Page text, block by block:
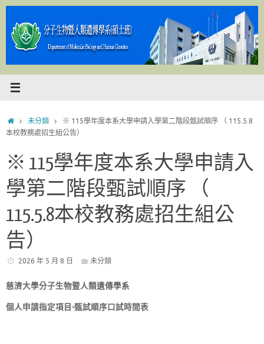
Skip
content
Home未分類
※ 115學年度本系大學申請入學第二階段甄試順序 （ 115.5.8
本校教務處招生組公告）
※ 115學年度本系大學申請入
學第二階段甄試順序 （
115.5.8本校教務處招生組公
告）
2026 年 5 月 8 日 未分類
慈濟大學分子生物暨人類遺傳學系
個人申請指定項目-甄試順序口試時間表